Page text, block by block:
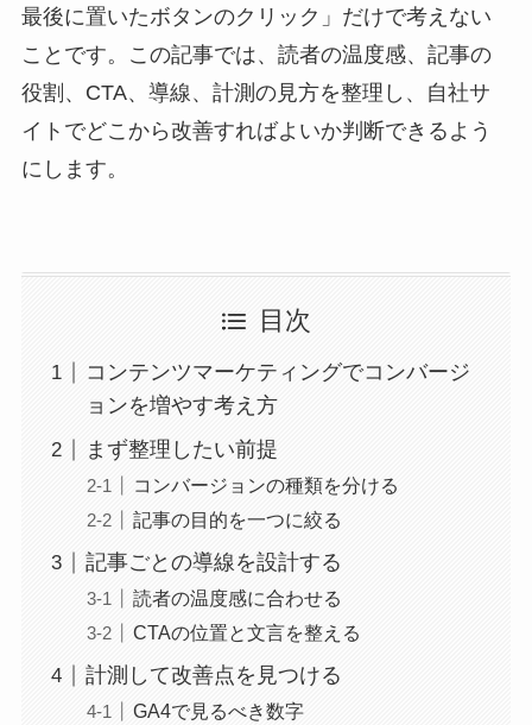
最後に置いたボタンのクリック」だけで考えない
ことです。この記事では、読者の温度感、記事の
役割、CTA、導線、計測の見方を整理し、自社サ
イトでどこから改善すればよいか判断できるよう
にします。
目次
コンテンツマーケティングでコンバージ
ョンを増やす考え方
まず整理したい前提
コンバージョンの種類を分ける
記事の目的を一つに絞る
記事ごとの導線を設計する
読者の温度感に合わせる
CTAの位置と文言を整える
計測して改善点を見つける
GA4で見るべき数字